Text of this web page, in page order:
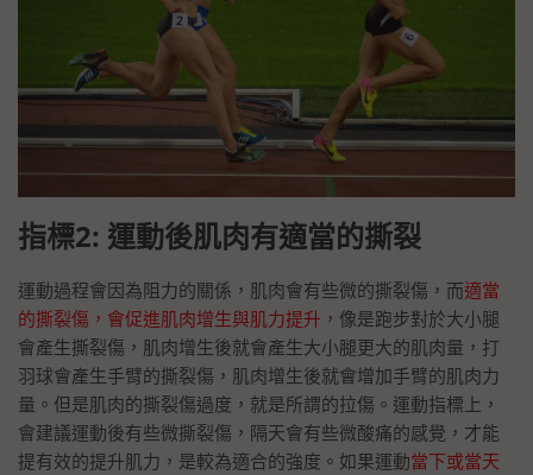
指標2: 運動後肌肉有適當的撕裂
運動過程會因為阻力的關係，肌肉會有些微的撕裂傷，而適當
的撕裂傷，會促進肌肉增生與肌力提升 ，像是跑步對於大小腿
會產生撕裂傷，肌肉增生後就會產生大小腿更大的肌肉量，打
羽球會產生手臂的撕裂傷，肌肉增生後就會增加手臂的肌肉力
量。但是肌肉的撕裂傷過度，就是所謂的拉傷。運動指標上，
會建議運動後有些微撕裂傷，隔天會有些微酸痛的感覺，才能
提有效的提升肌力，是較為適合的強度。如果運動當下或當天